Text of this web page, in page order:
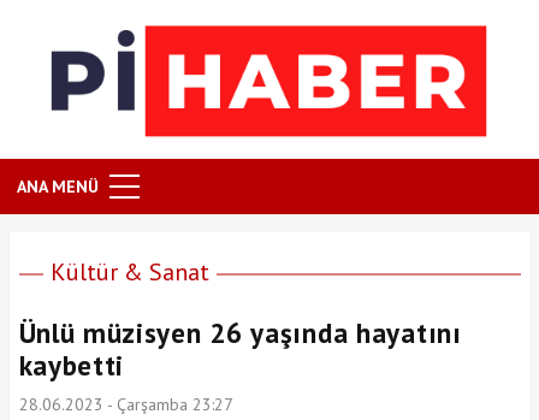
ANA MENÜ
Kültür & Sanat
Ünlü müzisyen 26 yaşında hayatını
kaybetti
28.06.2023 - Çarşamba 23:27